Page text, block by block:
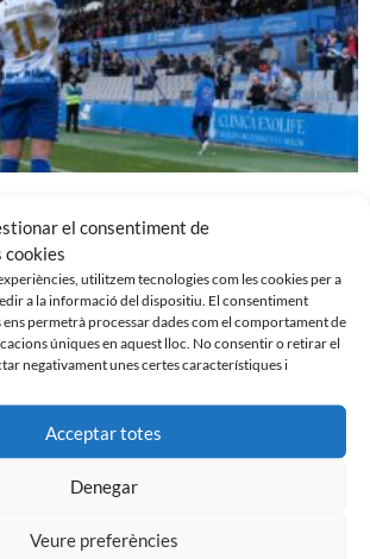
el consentiment de
cookies
utilitzem tecnologies com les cookies per a
a la informació del dispositiu. El consentiment
permetrà processar dades com el comportament de
úniques en aquest lloc. No consentir o retirar el
negativament unes certes característiques i
Acceptar totes
Denegar
Veure preferències